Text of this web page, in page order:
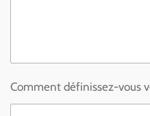
Comment définissez-vous